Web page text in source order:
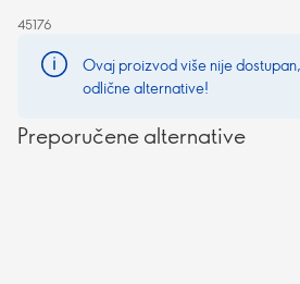
45176
Ovaj proizvod više nije
odlične alternative!
Preporučene alternative